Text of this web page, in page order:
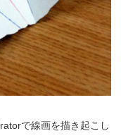
で線画を描き起こし